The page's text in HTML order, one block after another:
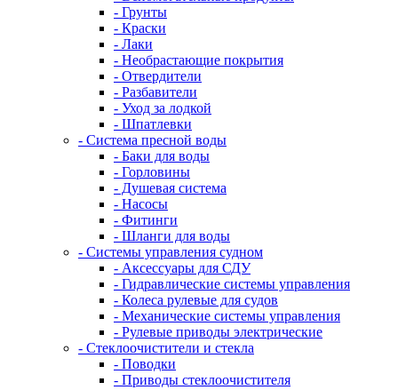
- Грунты
- Краски
- Лаки
- Необрастающие покрытия
- Отвердители
- Разбавители
- Уход за лодкой
- Шпатлевки
- Система пресной воды
- Баки для воды
- Горловины
- Душевая система
- Насосы
- Фитинги
- Шланги для воды
- Системы управления судном
- Аксессуары для СДУ
- Гидравлические системы управления
- Колеса рулевые для судов
- Механические системы управления
- Рулевые приводы электрические
- Стеклоочистители и стекла
- Поводки
- Приводы стеклоочистителя